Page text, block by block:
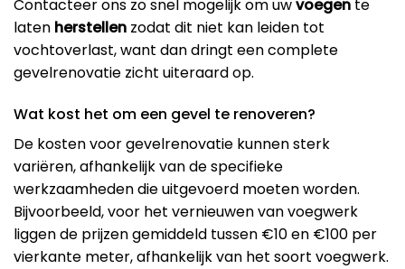
Contacteer ons zo snel mogelijk om uwvoegen te
laten herstellen zodat dit niet kan leiden tot
vochtoverlast, want dan dringt een complete
gevelrenovatie zicht uiteraard op.
Wat kost het om een gevel te renoveren?
De kosten voor gevelrenovatie kunnen sterk
variëren, afhankelijk van de specifieke
werkzaamheden die uitgevoerd moeten worden.
Bijvoorbeeld, voor het vernieuwen van voegwerk
liggen de prijzen gemiddeld tussen €10 en €100 per
vierkante meter, afhankelijk van het soort voegwerk​.